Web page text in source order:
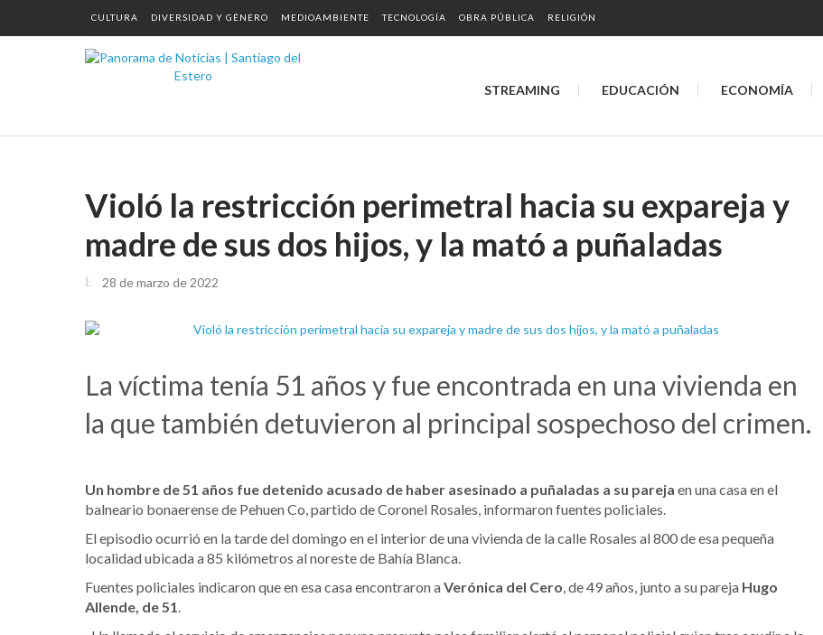
CULTURA DIVERSIDAD Y GÉNERO MEDIOAMBIENTE TECNOLOGÍA OBRA PÚBLICA RELIGIÓN
STREAMING EDUCACIÓN ECONOMÍA
Violó la restricción perimetral hacia su expareja y
madre de sus dos hijos, y la mató a puñaladas
28 de marzo de 2022
La víctima tenía 51 años y fue encontrada en una vivienda en
la que también detuvieron al principal sospechoso del crimen.
Un hombre de 51 años fue detenido acusado de haber asesinado a puñaladas a su pareja en una casa en el
balneario bonaerense de Pehuen Co, partido de Coronel Rosales, informaron fuentes policiales.
El episodio ocurrió en la tarde del domingo en el interior de una vivienda de la calle Rosales al 800 de esa pequeña
localidad ubicada a 85 kilómetros al noreste de Bahía Blanca.
Fuentes policiales indicaron que en esa casa encontraron aVerónica del Cero, de 49 años, junto a su pareja Hugo
Allende, de 51.